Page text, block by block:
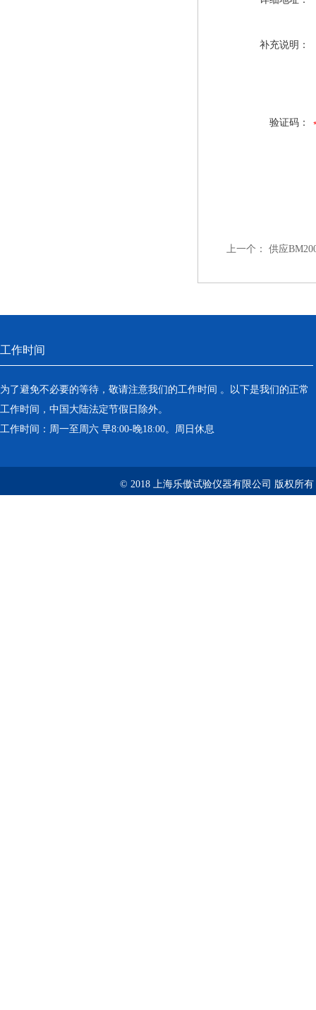
补充说明：
验证码：
上一个： 供应
工作时间
为了避免不必要的等待，敬请注意我们的工作时间 。以下是我们的正常
工作时间，中国大陆法定节假日除外。
工作时间：周一至周六 早8:00-晚18:00。周日休息
© 2018 上海乐傲试验仪器有限公司 版权所